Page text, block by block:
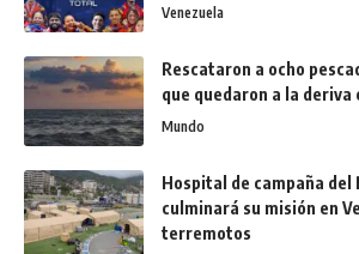
Venezuela
Rescataron a ocho
que quedaron a la deriva
Mundo
Hospital de campaña del
culminará su misión en
terremotos